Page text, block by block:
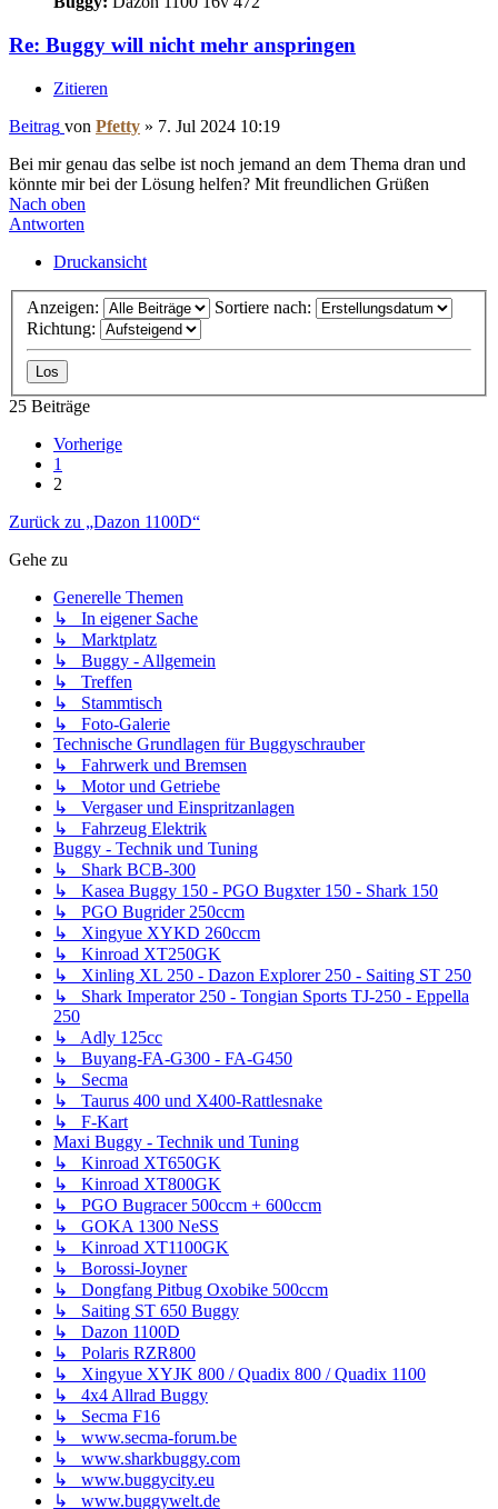
Re: Buggy will nicht mehr anspringen
Zitieren
Beitrag von Pfetty » 7. Jul 2024 10:19
Bei mir genau das selbe ist noch jemand an dem Thema dran und
könnte mir bei der Lösung helfen? Mit freundlichen Grüßen
Nach oben
Antworten
Druckansicht
Anzeigen:
Sortiere nach:
Richtung:
25 Beiträge
Vorherige
1
2
Zurück zu „Dazon 1100D“
Gehe zu
Generelle Themen
↳ In eigener Sache
↳ Marktplatz
↳ Buggy - Allgemein
↳ Treffen
↳ Stammtisch
↳ Foto-Galerie
Technische Grundlagen für Buggyschrauber
↳ Fahrwerk und Bremsen
↳ Motor und Getriebe
↳ Vergaser und Einspritzanlagen
↳ Fahrzeug Elektrik
Buggy - Technik und Tuning
↳ Shark BCB-300
↳ Kasea Buggy 150 - PGO Bugxter 150 - Shark 150
↳ PGO Bugrider 250ccm
↳ Xingyue XYKD 260ccm
↳ Kinroad XT250GK
↳ Xinling XL 250 - Dazon Explorer 250 - Saiting ST 250
↳ Shark Imperator 250 - Tongian Sports TJ-250 - Eppella
250
↳ Adly 125cc
↳ Buyang-FA-G300 - FA-G450
↳ Secma
↳ Taurus 400 und X400-Rattlesnake
↳ F-Kart
Maxi Buggy - Technik und Tuning
↳ Kinroad XT650GK
↳ Kinroad XT800GK
↳ PGO Bugracer 500ccm + 600ccm
↳ GOKA 1300 NeSS
↳ Kinroad XT1100GK
↳ Borossi-Joyner
↳ Dongfang Pitbug Oxobike 500ccm
↳ Saiting ST 650 Buggy
↳ Dazon 1100D
↳ Polaris RZR800
↳ Xingyue XYJK 800 / Quadix 800 / Quadix 1100
↳ 4x4 Allrad Buggy
↳ Secma F16
↳ www.secma-forum.be
↳ www.sharkbuggy.com
↳ www.buggycity.eu
↳ www.buggywelt.de